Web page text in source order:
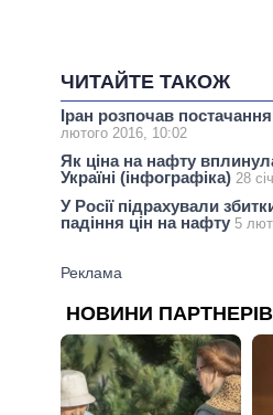
ЧИТАЙТЕ ТАКОЖ
Іран розпочав
лютого 2016, 10:02
Як ціна на нафту
Україні (інфографіка) 28
У Росії підрахували
падіння цін на нафту 5